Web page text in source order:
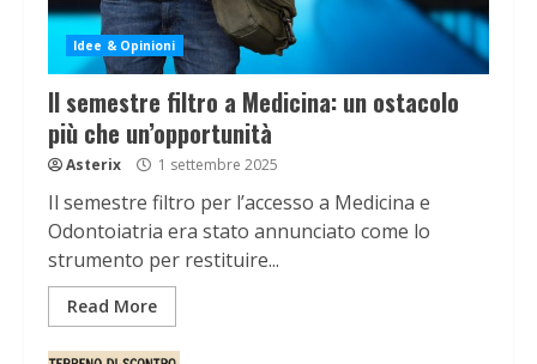
Idee & Opinioni
Il semestre filtro a Medicina: un ostacolo
più che un’opportunità
Asterix 1 settembre 2025
Il semestre filtro per l’accesso a Medicina e
Odontoiatria era stato annunciato come lo
strumento per restituire...
Read More